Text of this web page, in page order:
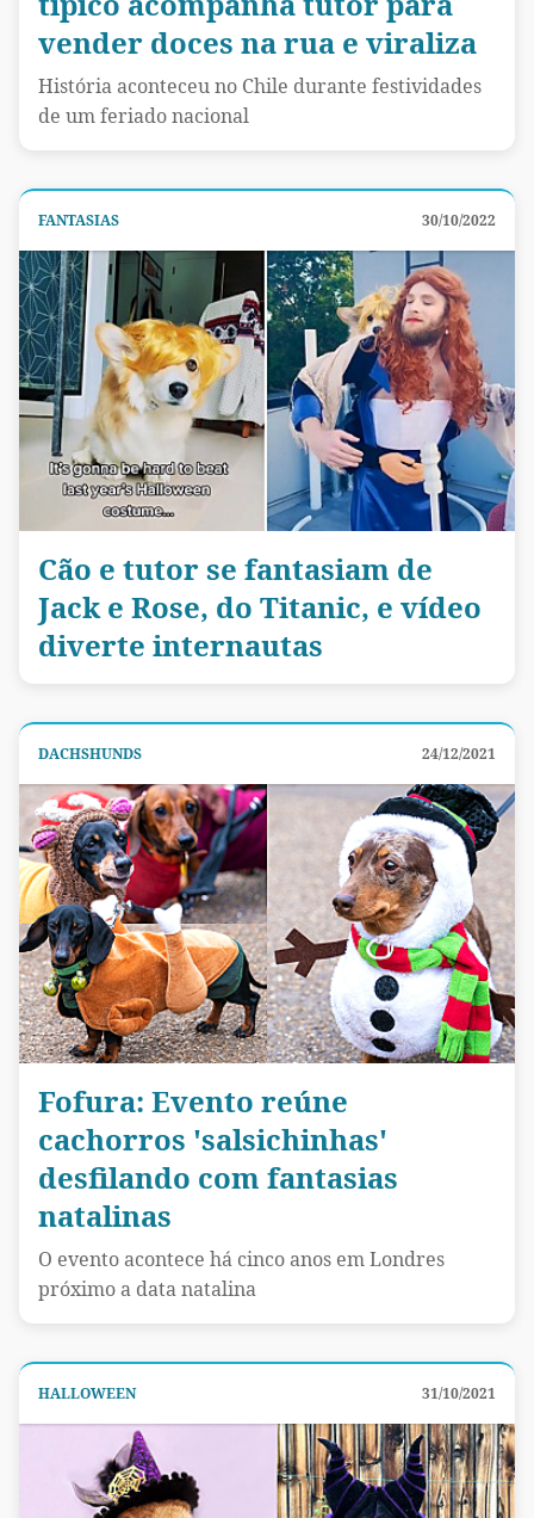
vender doces na rua e viraliza
História aconteceu no Chile durante festividades
de um feriado nacional
FANTASIAS 30/10/2022
Cão e tutor se fantasiam de
Jack e Rose, do Titanic, e vídeo
diverte internautas
DACHSHUNDS 24/12/2021
Fofura: Evento reúne
cachorros 'salsichinhas'
desfilando com fantasias
natalinas
O evento acontece há cinco anos em Londres
próximo a data natalina
HALLOWEEN 31/10/2021